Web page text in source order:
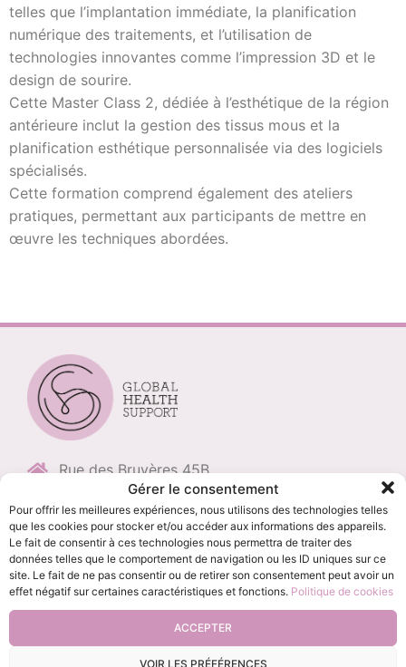
Gérer le consentement
Pour offrir les meilleures expériences, nous utilisons des technologies telles
que les cookies pour stocker et/ou accéder aux informations des appareils.
Le fait de consentir à ces technologies nous permettra de traiter des
données telles que le comportement de navigation ou les ID uniques sur ce
site. Le fait de ne pas consentir ou de retirer son consentement peut avoir un
effet négatif sur certaines caractéristiques et fonctions. Politique de cookies
ACCEPTER
VOIR LES PRÉFÉRENCES
telles que l’implantation immédiate, la planification
numérique des traitements, et l’utilisation de
technologies innovantes comme l’impression 3D et le
design de sourire.
Cette Master Class 2, dédiée à l’esthétique de la région
antérieure inclut la gestion des tissus mous et la
planification esthétique personnalisée via des logiciels
spécialisés.
Cette formation comprend également des ateliers
pratiques, permettant aux participants de mettre en
œuvre les techniques abordées.
Rue des Bruyères 45B
B-4052 Beaufays
+32 (0)496 11 86 79
+32 (0)4 235 68 98
info@globalhealthsupport.be
BE0694.509.409
Politique de confidentialité - Gestion des cookies